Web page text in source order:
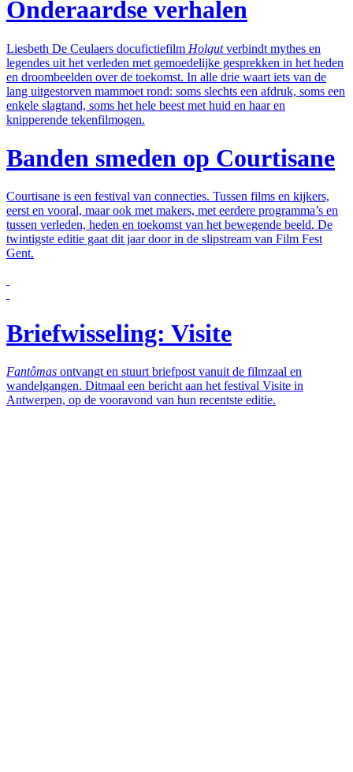
Onderaardse verhalen
Liesbeth De Ceulaers docufictiefilm Holgutverbindt mythes en
legendes uit het verleden met gemoedelijke gesprekken in het heden
en droombeelden over de toekomst. In alle drie waart iets van de
lang uitgestorven mammoet rond: soms slechts een afdruk, soms een
enkele slagtand, soms het hele beest met huid en haar en
knipperende tekenfilmogen.
Banden smeden op Courtisane
Courtisane is een festival van connecties. Tussen films en kijkers,
eerst en vooral, maar ook met makers, met eerdere programma’s en
tussen verleden, heden en toekomst van het bewegende beeld. De
twintigste editie gaat dit jaar door in de slipstream van Film Fest
Gent.
Briefwisseling: Visite
Fantômas ontvangt en stuurt briefpost vanuit de filmzaal en
wandelgangen. Ditmaal een bericht aan het festival Visite in
Antwerpen, op de vooravond van hun recentste editie.